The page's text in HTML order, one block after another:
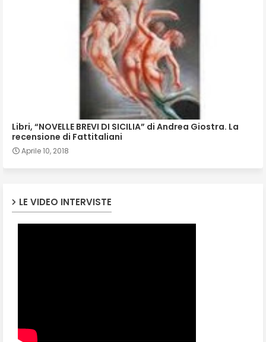
Libri, “NOVELLE BREVI DI SICILIA” di Andrea Giostra. La
recensione di Fattitaliani
Aprile 10, 2018
LE VIDEO INTERVISTE